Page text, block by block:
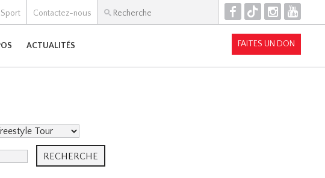
Contactez-nous F T I Y
ACTUALITÉS FAITES UN DON